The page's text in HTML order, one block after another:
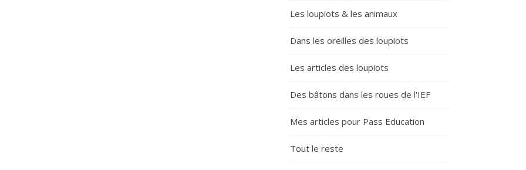
Les loupiots & les animaux
Dans les oreilles des loupiots
Les articles des loupiots
Des bâtons dans les roues de l'IEF
Mes articles pour Pass Education
Tout le reste